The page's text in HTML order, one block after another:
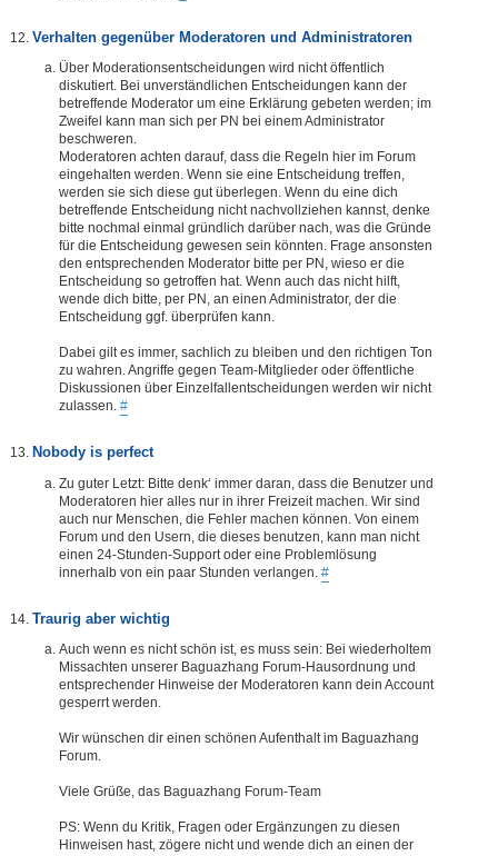
Verhalten gegenüber Moderatoren und Administratoren
Über Moderationsentscheidungen wird nicht öffentlich
diskutiert. Bei unverständlichen Entscheidungen kann der
betreffende Moderator um eine Erklärung gebeten werden; im
Zweifel kann man sich per PN bei einem Administrator
beschweren.
Moderatoren achten darauf, dass die Regeln hier im Forum
eingehalten werden. Wenn sie eine Entscheidung treffen,
werden sie sich diese gut überlegen. Wenn du eine dich
betreffende Entscheidung nicht nachvollziehen kannst, denke
bitte nochmal einmal gründlich darüber nach, was die Gründe
für die Entscheidung gewesen sein könnten. Frage ansonsten
den entsprechenden Moderator bitte per PN, wieso er die
Entscheidung so getroffen hat. Wenn auch das nicht hilft,
wende dich bitte, per PN, an einen Administrator, der die
Entscheidung ggf. überprüfen kann.
Dabei gilt es immer, sachlich zu bleiben und den richtigen Ton
zu wahren. Angriffe gegen Team-Mitglieder oder öffentliche
Diskussionen über Einzelfallentscheidungen werden wir nicht
zulassen. #
Nobody is perfect
Zu guter Letzt: Bitte denk‘ immer daran, dass die Benutzer und
Moderatoren hier alles nur in ihrer Freizeit machen. Wir sind
auch nur Menschen, die Fehler machen können. Von einem
Forum und den Usern, die dieses benutzen, kann man nicht
einen 24-Stunden-Support oder eine Problemlösung
innerhalb von ein paar Stunden verlangen. #
Traurig aber wichtig
Auch wenn es nicht schön ist, es muss sein: Bei wiederholtem
Missachten unserer Baguazhang Forum-Hausordnung und
entsprechender Hinweise der Moderatoren kann dein Account
gesperrt werden.
Wir wünschen dir einen schönen Aufenthalt im Baguazhang
Forum.
Viele Grüße, das Baguazhang Forum-Team
PS: Wenn du Kritik, Fragen oder Ergänzungen zu diesen
Hinweisen hast, zögere nicht und wende dich an einen der